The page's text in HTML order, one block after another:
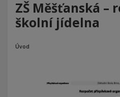
ZŠ Měšťanská –
školní jídelna
Úvod